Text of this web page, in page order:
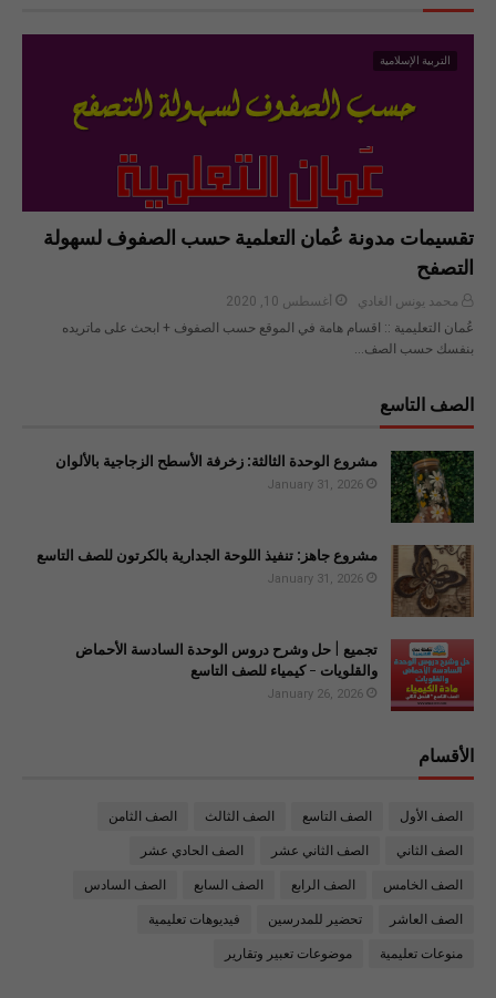
التربية الإسلامية
تقسيمات مدونة عُمان التعلمية حسب الصفوف لسهولة
التصفح
محمد يونس الغادي
أغسطس 10, 2020
عُمان التعليمية :: اقسام هامة في الموقع حسب الصفوف + ابحث على ماتريده
بنفسك حسب الصف…
الصف التاسع
مشروع الوحدة الثالثة: زخرفة الأسطح الزجاجية بالألوان
January 31, 2026
مشروع جاهز: تنفيذ اللوحة الجدارية بالكرتون للصف التاسع
January 31, 2026
تجميع | حل وشرح دروس الوحدة السادسة الأحماض
والقلويات - كيمياء للصف التاسع
January 26, 2026
الأقسام
الصف الأول الصف التاسع الصف الثالث الصف الثامن
الصف الثاني الصف الثاني عشر الصف الحادي عشر
الصف الخامس الصف الرابع الصف السابع الصف السادس
الصف العاشر تحضير للمدرسين فيديوهات تعليمية
منوعات تعليمية موضوعات تعبير وتقارير